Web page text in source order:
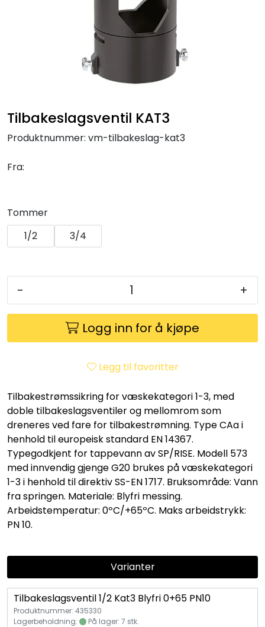
Tilbakeslagsventil KAT3
Produktnummer: vm-tilbakeslag-kat3
Fra:
Tommer
1/2
3/4
- +
Logg inn for å kjøpe
Legg til favoritter
Tilbakestrømssikring for væskekategori 1-3, med
doble tilbakeslagsventiler og mellomrom som
dreneres ved fare for tilbakestrømning. Type CAa i
henhold til europeisk standard EN 14367.
Typegodkjent for tappevann av SP/RISE. Modell 573
med innvendig gjenge G20 brukes på væskekategori
1-3 i henhold til direktiv SS-EN 1717. Bruksområde: Vann
fra springen. Materiale: Blyfri messing.
Arbeidstemperatur: 0ºC/+65ºC. Maks arbeidstrykk:
PN 10.
Varianter
Tilbakeslagsventil 1/2 Kat3 Blyfri 0+65 PN10
Produktnummer: 435330
Lagerbeholdning:
På lager: 7 stk.
Radiatorer
Planfront radiatorer
Rør
Watersafe
Elektrokjeler
Utleieverktøy
Vifter
Skap
Viftekonvektorer
Designradiatorer
Unipak
TA-SCOPE